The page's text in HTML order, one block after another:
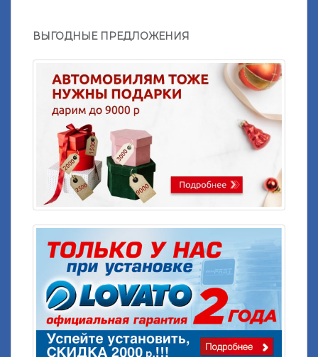
ВЫГОДНЫЕ ПРЕДЛОЖЕНИЯ